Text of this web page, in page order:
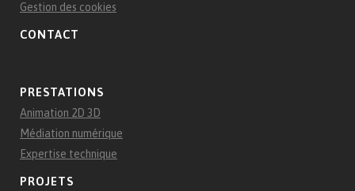
Gestion des cookies
CONTACT
PRESTATIONS
Animation 2D 3D
Médiation numérique
Expertise technique
PROJETS